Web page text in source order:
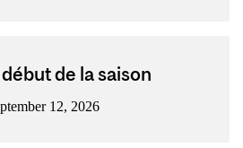
de la saison
12, 2026